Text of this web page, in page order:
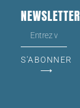
S'ABONNER
⟶